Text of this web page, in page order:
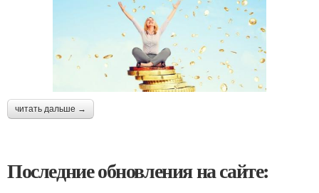
читать дальше →
Последние обновления на сайте: